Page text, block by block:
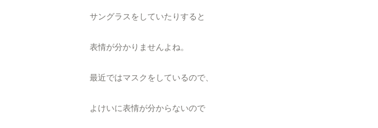
サングラスをしていたりすると
表情が分かりませんよね。
最近ではマスクをしているので、
よけいに表情が分からないので